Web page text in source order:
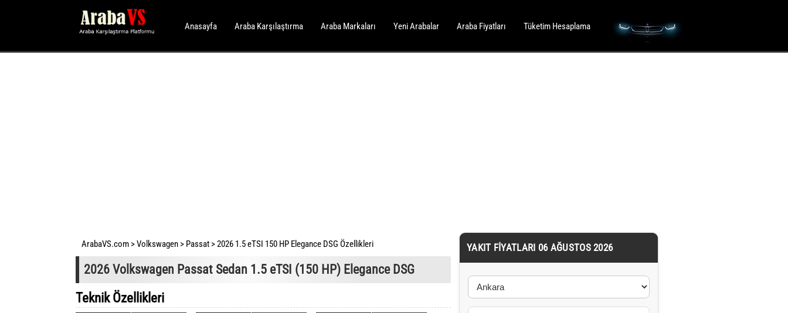
Anasayfa Araba Karşılaştırma Araba Markaları Yeni Arabalar Araba Fiyatları Tüketim Hesaplama
ArabaVS.com >Volkswagen > Passat >2026 1.5 eTSI 150 HP Elegance DSG Özellikleri
2026 Volkswagen Passat Sedan 1.5 eTSI (150 HP) Elegance DSG
Teknik Özellikleri
YAKIT FIYATLARI 06 AĞUSTOS 2026